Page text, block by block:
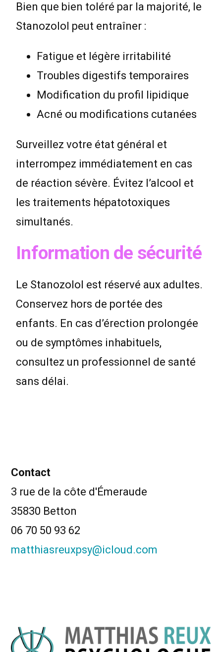
Bien que bien toléré par la majorité, le
Stanozolol peut entraîner :
Fatigue et légère irritabilité
Troubles digestifs temporaires
Modification du profil lipidique
Acné ou modifications cutanées
Surveillez votre état général et
interrompez immédiatement en cas
de réaction sévère. Évitez l’alcool et
les traitements hépatotoxiques
simultanés.
Information de sécurité
Le Stanozolol est réservé aux adultes.
Conservez hors de portée des
enfants. En cas d’érection prolongée
ou de symptômes inhabituels,
consultez un professionnel de santé
sans délai.
Contact
3 rue de la côte d'Émeraude
35830 Betton
06 70 50 93 62
matthiasreuxpsy@icloud.com